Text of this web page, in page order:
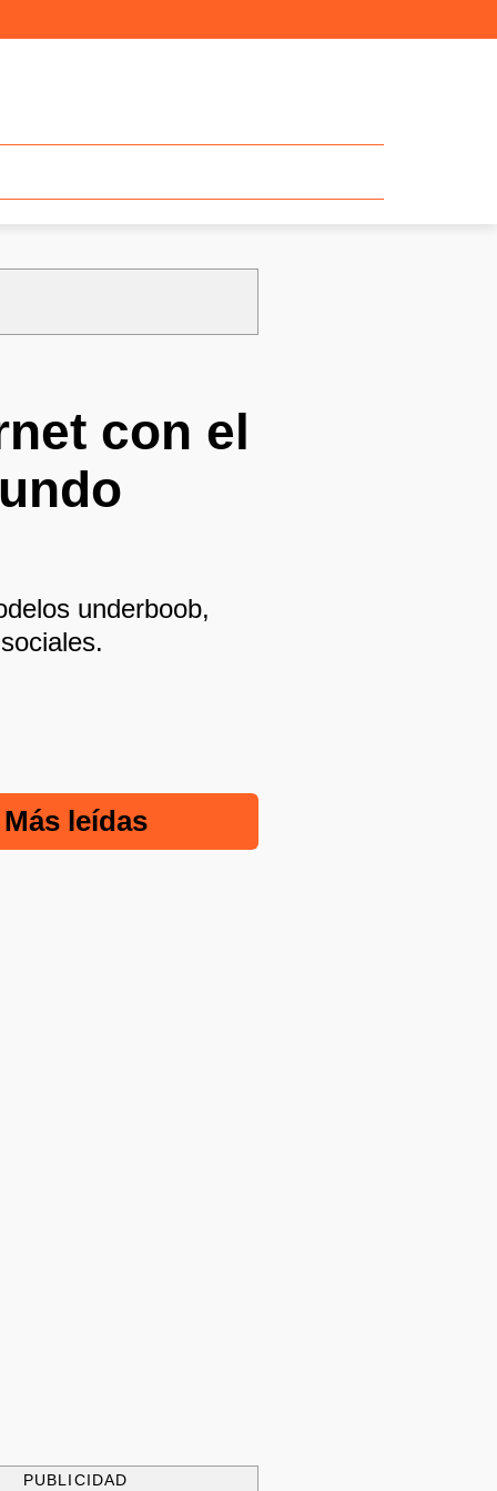
con el
underboob,
Más leídas
PUBLICIDAD